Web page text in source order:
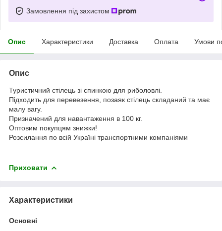
Замовлення під захистом
Опис Характеристики Доставка Оплата Умови
Опис
Туристичний стілець зі спинкою для риболовлі.
Підходить для перевезення, позаяк стілець складаний та має
малу вагу.
Призначений для навантаження в 100 кг.
Оптовим покупцям знижки!
Розсилання по всій Україні транспортними компаніями
Приховати
Характеристики
Основні